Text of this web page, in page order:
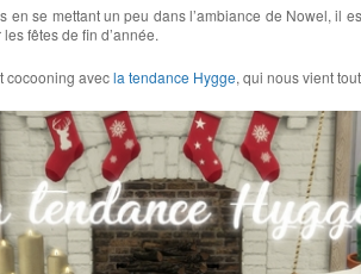
en se mettant un peu dans l’ambiance de Nowel, il
fêtes de fin d’année.
cocooning avecla tendance Hygge, qui nous vient